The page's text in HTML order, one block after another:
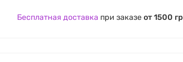
Бесплатная доставка при заказе от 1500